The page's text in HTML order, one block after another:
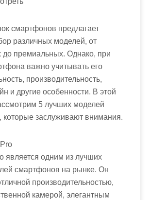
смартфонов предлагает
различных моделей, от
до премиальных. Однако, при
важно учитывать его
производительность,
и другие особенности. В этой
5 лучших моделей
заслуживают внимания.
является одним из лучших
смартфонов на рынке. Он
производительностью,
камерой, элегантным